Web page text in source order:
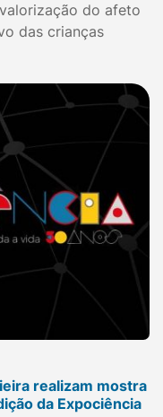
do afeto
das crianças
realizam mostra
da Expociência